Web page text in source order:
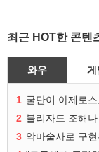
최근 HOT한 콘텐
와우 게
1 굴단이 아제로
2 블리자드 조해
3 악마술사로 구